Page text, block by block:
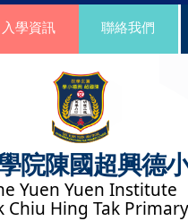
院陳國超興德
Yuen Yuen Institute
Chiu Hing Tak
入學資訊 聯絡我們